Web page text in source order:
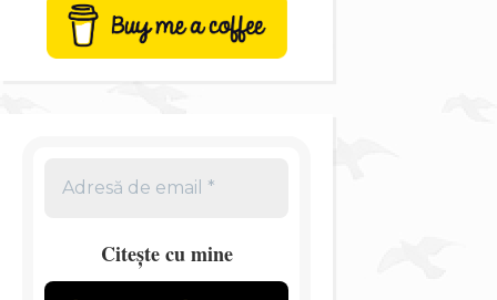
Citește cu mine